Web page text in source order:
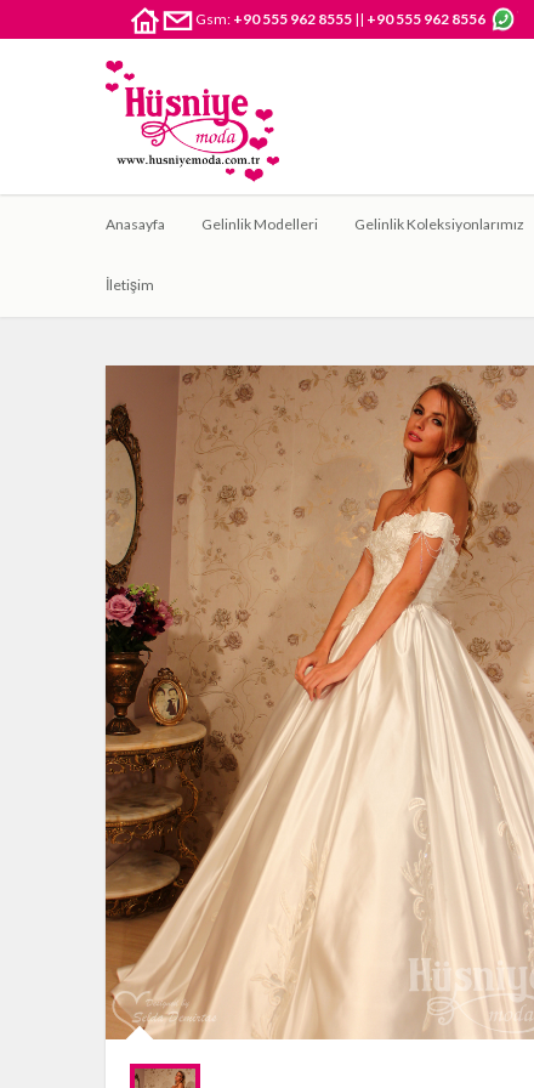
Gsm: +90 555 962 8555 || +90 555 962 8556
Anasayfa Gelinlik Modelleri Gelinlik Koleksiyonlarımız
İletişim